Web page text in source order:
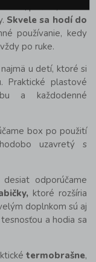
pečivo, sladké
Skvele sa hodí do
používanie, kedy
po ruke.
u detí, ktoré si
Praktické plastové
a každodenné
box po použití
uzavretý s
odporúčame
ktoré rozšíria
doplnkom sú aj
a hodia sa
termobrašne,